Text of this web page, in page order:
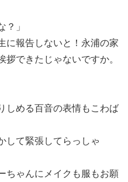
？」
に報告しないと！永浦の家
できたじゃないですか。
しめる百音の表情もこわば
して緊張してらっしゃ
ちゃんにメイクも服もお願